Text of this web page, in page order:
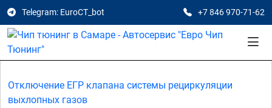
Telegram: EuroCT_bot +7 846 970-71-62
Отключение ЕГР клапана системы рециркуляции
выхлопных газов